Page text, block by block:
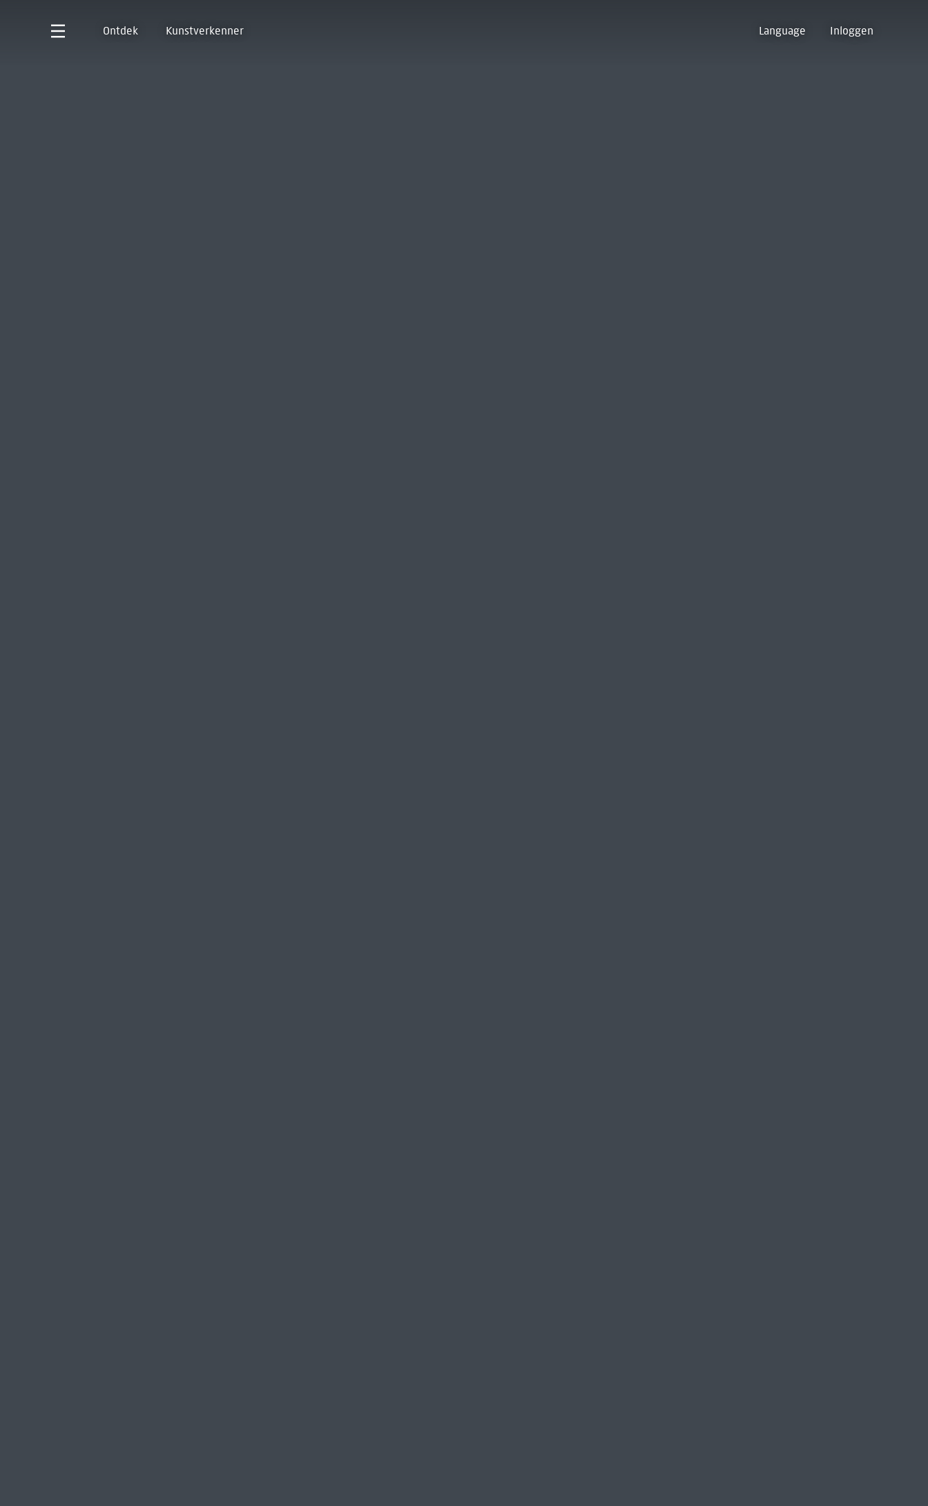
Ontdek Kunstverkenner Language Inloggen